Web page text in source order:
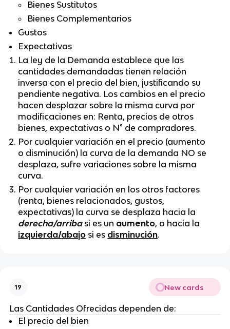
Bienes Sustitutos
Bienes Complementarios
Gustos
Expectativas
La ley de la Demanda establece que las
cantidades demandadas tienen relación
inversa con el precio del bien, justificando su
pendiente negativa. Los cambios en el precio
hacen desplazar sobre la misma curva por
modificaciones en: Renta, precios de otros
bienes, expectativas o N° de compradores.
Por cualquier variación en el precio (aumento
o disminución) la curva de la demanda NO se
desplaza, sufre variaciones sobre la misma
curva.
Por cualquier variación en los otros factores
(renta, bienes relacionados, gustos,
expectativas) la curva se desplaza hacia la
derecha/arribasi es un aumento, o hacia la
izquierda/abajo si es disminución.
19 New cards
Las Cantidades Ofrecidas dependen de:
El precio del bien